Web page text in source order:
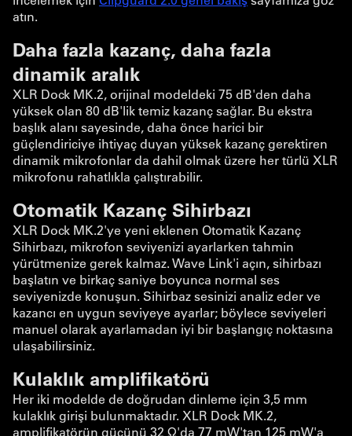
atın.
Daha fazla kazanç, daha fazla
dinamik aralık
XLR Dock MK.2, orijinal modeldeki 75 dB'den daha
yüksek olan 80 dB'lik temiz kazanç sağlar. Bu ekstra
başlık alanı sayesinde, daha önce harici bir
güçlendiriciye ihtiyaç duyan yüksek kazanç gerektiren
dinamik mikrofonlar da dahil olmak üzere her türlü XLR
mikrofonu rahatlıkla çalıştırabilir.
Otomatik Kazanç Sihirbazı
XLR Dock MK.2'ye yeni eklenen Otomatik Kazanç
Sihirbazı, mikrofon seviyenizi ayarlarken tahmin
yürütmenize gerek kalmaz. Wave Link'i açın, sihirbazı
başlatın ve birkaç saniye boyunca normal ses
seviyenizde konuşun. Sihirbaz sesinizi analiz eder ve
kazancı en uygun seviyeye ayarlar; böylece seviyeleri
manuel olarak ayarlamadan iyi bir başlangıç noktasına
ulaşabilirsiniz.
Kulaklık amplifikatörü
Her iki modelde de doğrudan dinleme için 3,5 mm
kulaklık girişi bulunmaktadır. XLR Dock MK.2,
amplifikatörün gücünü 32 Ω'da 77 mW'tan 125 mW'a